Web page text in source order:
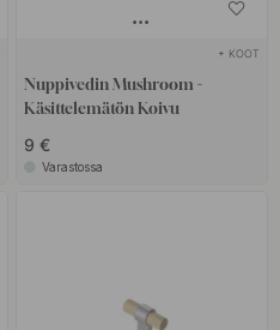
+ KOOT
Nuppivedin Mushroom -
Käsittelemätön Koivu
9 €
Varastossa